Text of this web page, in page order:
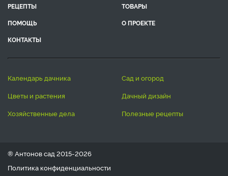
РЕЦЕПТЫ
ТОВАРЫ
ПОМОЩЬ
О ПРОЕКТЕ
КОНТАКТЫ
календарь дачника
сад и огород
цветы и растения
дачный дизайн
хозяйственные дела
полезные рецепты
® Антонов сад 2015-2026
Политика конфиденциальности